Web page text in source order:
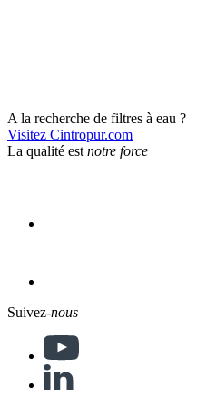
A la recherche de filtres à eau ?
Visitez Cintropur.com
La qualité est notre force
Suivez-nous